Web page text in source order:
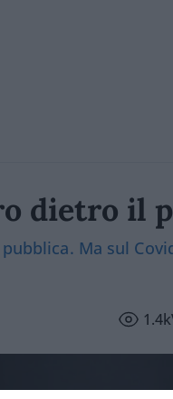
dietro il
Ma sul
1.4k